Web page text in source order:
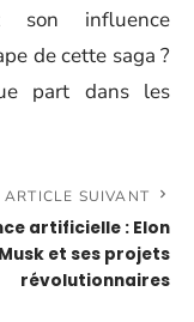
son influence
de cette saga ?
part dans les
ARTICLE SUIVANT
artificielle : Elon
Musk et ses projets
révolutionnaires